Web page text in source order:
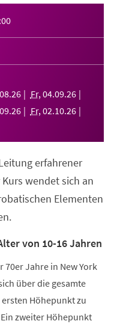
08.26 Fr, 04.09.26
09.26 Fr, 02.10.26
erfahrener
wendet sich an
Elementen
von 10-16 Jahren
70er Jahre in New York
über die gesamte
Höhepunkt zu
zweiter Höhepunkt